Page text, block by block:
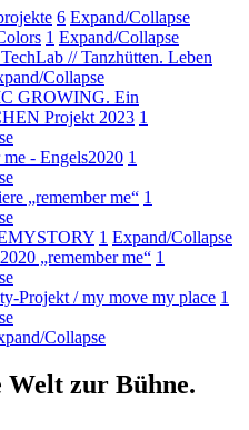
6 Expand/Collapse
1 Expand/Collapse
// Tanzhütten. Leben
Collapse
GROWING. Ein
Projekt 2023 1
me - Engels2020 1
„remember me“ 1
1 Expand/Collapse
„remember me“ 1
Projekt / my move my place 1
Collapse
zur Bühne.